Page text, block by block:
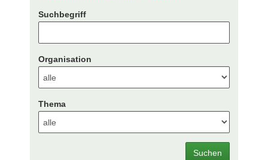
Suchbegriff
Organisation
Thema
Suchen